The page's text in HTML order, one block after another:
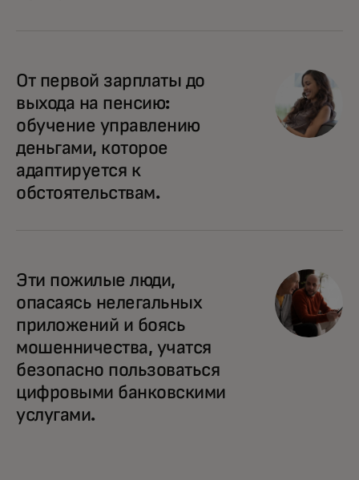
От первой зарплаты до
выхода на пенсию:
обучение управлению
деньгами, которое
адаптируется к
обстоятельствам.
Эти пожилые люди,
опасаясь нелегальных
приложений и боясь
мошенничества, учатся
безопасно пользоваться
цифровыми банковскими
услугами.